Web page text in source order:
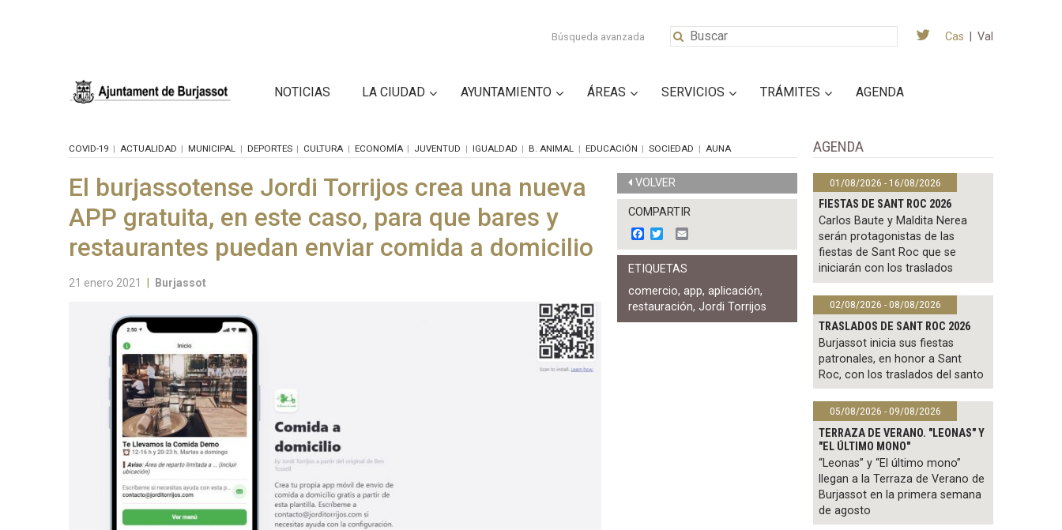
Búsqueda avanzada Cas Val
NOTICIAS LA CIUDAD AYUNTAMIENTO ÁREAS SERVICIOS TRÁMITES AGENDA
COVID-19 ACTUALIDAD MUNICIPAL DEPORTES CULTURA ECONOMÍA JUVENTUD IGUALDAD B. ANIMAL EDUCACIÓN SOCIEDAD AUNA
El burjassotense Jordi Torrijos crea una nueva
APP gratuita, en este caso, para que bares y
restaurantes puedan enviar comida a domicilio
21 enero 2021 Burjassot
VOLVER
COMPARTIR
F
a
c
e
o
o
k
w
i
t
e
r
m
a
ETIQUETAS
comercio,app,aplicación,
restauración,Jordi Torrijos
AGENDA
01/08/2026 - 16/08/2026
FIESTAS DE SANT ROC 2026
Carlos Baute y Maldita Nerea
serán protagonistas de las
fiestas de Sant Roc que se
iniciarán con los traslados
02/08/2026 - 08/08/2026
TRASLADOS DE SANT ROC 2026
Burjassot inicia sus fiestas
patronales, en honor a Sant
Roc, con los traslados del santo
05/08/2026 - 09/08/2026
TERRAZA DE VERANO. "LEONAS" Y
"EL ÚLTIMO MONO"
“Leonas” y “El último mono”
llegan a la Terraza de Verano de
Burjassot en la primera semana
de agosto